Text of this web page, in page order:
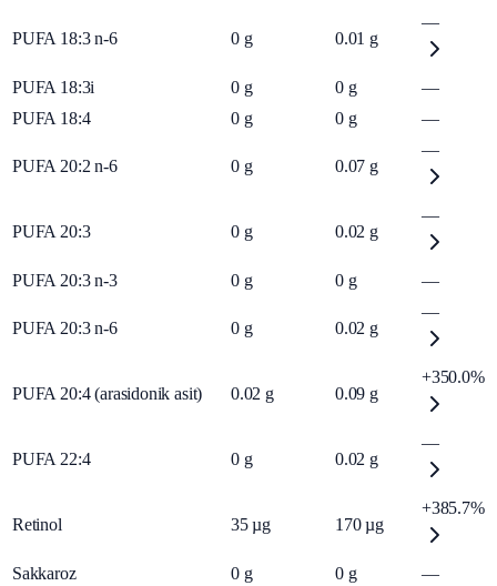
PUFA 18:3 n-6 0 g 0.01 g
—
PUFA 18:3i 0 g 0 g
—
PUFA 18:4
0 g 0 g —
PUFA 20:2 n-6 0 g 0.07 g
—
PUFA 20:3 0 g 0.02 g
—
PUFA 20:3 n-3 0 g 0 g —
PUFA 20:3 n-6 0 g 0.02 g
—
PUFA 20:4 (arasidonik asit) 0.02 g 0.09 g
+350.0%
PUFA 22:4 0 g 0.02 g
—
Retinol 35 µg 170 µg
+385.7%
Sakkaroz 0 g 0 g —